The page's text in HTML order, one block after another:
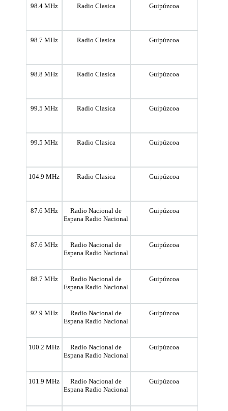
98.4 MHz Radio Clasica Guipúzcoa
98.7 MHz Radio Clasica Guipúzcoa
98.8 MHz Radio Clasica Guipúzcoa
99.5 MHz Radio Clasica Guipúzcoa
99.5 MHz Radio Clasica Guipúzcoa
104.9 MHz Radio Clasica Guipúzcoa
87.6 MHz
Radio Nacional de
Espana Radio Nacional
Guipúzcoa
87.6 MHz
Radio Nacional de
Espana Radio Nacional
Guipúzcoa
88.7 MHz
Radio Nacional de
Espana Radio Nacional
Guipúzcoa
92.9 MHz
Radio Nacional de
Espana Radio Nacional
Guipúzcoa
100.2 MHz
Radio Nacional de
Espana Radio Nacional
Guipúzcoa
101.9 MHz
Radio Nacional de
Espana Radio Nacional
Guipúzcoa